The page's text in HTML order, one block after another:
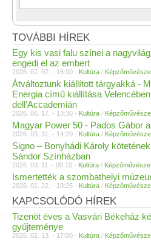
TOVÁBBI HÍREK
Egy kis vasi falu színei a
engedi el az embert
2026. 07. 07. - 16:00 - Kultúra /
Átváltoztunk kiállított tárgyakká -
Energia című kiállítása
dell’Accademián
2026. 06. 17. - 13:30 - Kultúra /
Magyar Power 50 - Pados Gábor
2026. 03. 31. - 14:20 - Kultúra /
Signo – Bonyhádi Károly
Sándor Színházban
2026. 03. 11. - 00:10 - Kultúra /
Ismertették a szombathelyi
2026. 01. 22. - 19:25 - Kultúra /
KAPCSOLÓDÓ HÍREK
Tizenöt éves a Vasvári Békeház
gyűjteménye
2026. 02. 13. - 17:00 - Kultúra /